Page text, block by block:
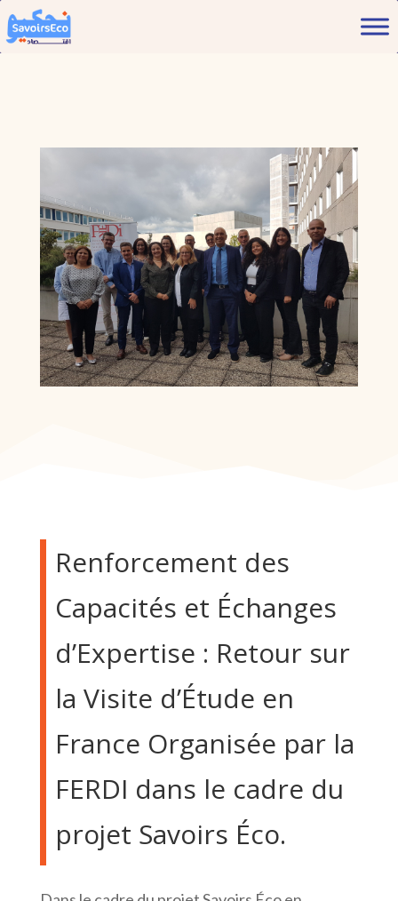
Renforcement des
Capacités et Échanges
d’Expertise : Retour sur
la Visite d’Étude en
France Organisée par la
FERDI dans le cadre du
projet Savoirs Éco.